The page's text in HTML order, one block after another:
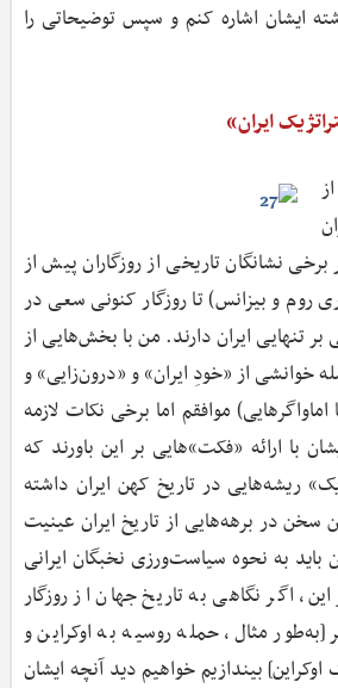
ایشان اشاره کنم و سپس توضیحاتی را
ایران»
نشانگان تاریخی از روزگاران پیش از
روم و بیزانس) تا روزگار کنونی سعی در
تنهایی ایران دارند. من با بخش‌هایی از
خوانشی از «خودِ ایران» و «درون‌زایی» و
اماواگرهایی) موافقم اما برخی نکات لازمه
با ارائه «فکت»‌هایی بر این باورند که
ریشه‌هایی در تاریخ کهن ایران داشته
در برهه‌هایی از تاریخ ایران عینیت
باید به نحوه سیاست‌ورزی نخبگان ایرانی
اگر نگاهی به تاریخ جهان از روزگار
[به‌طور مثال، حمله روسیه به اوکراین و
خاک اوکراین] بیندازیم خواهیم دید آنچه ایشان